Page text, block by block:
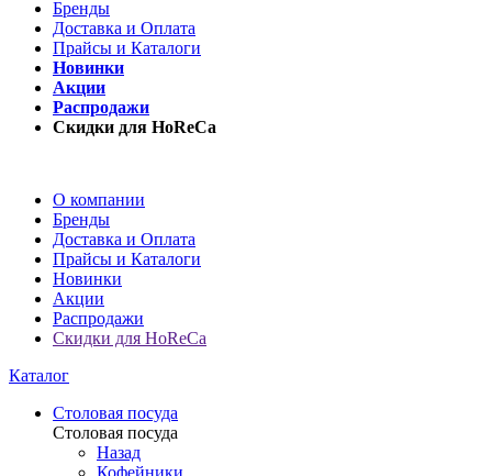
Бренды
Доставка и Оплата
Прайсы и Каталоги
Новинки
Акции
Распродажи
Скидки для HoReCa
О компании
Бренды
Доставка и Оплата
Прайсы и Каталоги
Новинки
Акции
Распродажи
Скидки для HoReCa
Каталог
Столовая посуда
Столовая посуда
Назад